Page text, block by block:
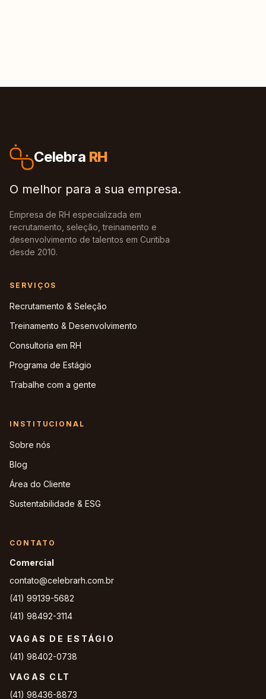
Celebra RH
O melhor para a sua empresa.
Empresa de RH especializada em
recrutamento, seleção, treinamento e
desenvolvimento de talentos em Curitiba
desde 2010.
SERVIÇOS
Recrutamento & Seleção
Treinamento & Desenvolvimento
Consultoria em RH
Programa de Estágio
Trabalhe com a gente
INSTITUCIONAL
Sobre nós
Blog
Área do Cliente
Sustentabilidade & ESG
CONTATO
Comercial
contato@celebrarh.com.br
(41) 99139-5682
(41) 98492-3114
VAGAS DE ESTÁGIO
(41) 98402-0738
VAGAS CLT
(41) 98436-8873